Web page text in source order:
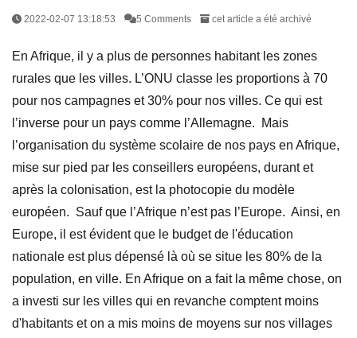
2022-02-07 13:18:53 5 Comments cet article a été archivé
En Afrique, il y a plus de personnes habitant les zones
rurales que les villes. L’ONU classe les proportions à 70
pour nos campagnes et 30% pour nos villes. Ce qui est
l’inverse pour un pays comme l’Allemagne. Mais
l’organisation du système scolaire de nos pays en Afrique,
mise sur pied par les conseillers européens, durant et
après la colonisation, est la photocopie du modèle
européen. Sauf que l’Afrique n’est pas l’Europe. Ainsi, en
Europe, il est évident que le budget de l'éducation
nationale est plus dépensé là où se situe les 80% de la
population, en ville. En Afrique on a fait la même chose, on
a investi sur les villes qui en revanche comptent moins
d'habitants et on a mis moins de moyens sur nos villages